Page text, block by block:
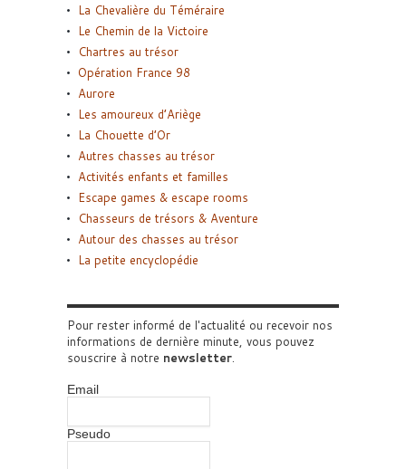
La Chevalière du Téméraire
Le Chemin de la Victoire
Chartres au trésor
Opération France 98
Aurore
Les amoureux d’Ariège
La Chouette d’Or
Autres chasses au trésor
Activités enfants et familles
Escape games & escape rooms
Chasseurs de trésors & Aventure
Autour des chasses au trésor
La petite encyclopédie
Pour rester informé de l'actualité ou recevoir nos
informations de dernière minute, vous pouvez
souscrire à notre newsletter.
Email
Pseudo